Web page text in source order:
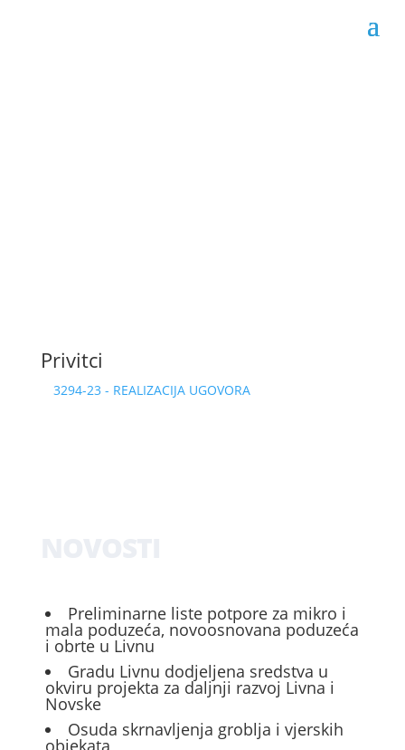
Privitci
3294-23 - REALIZACIJA UGOVORA
Preliminarne liste potpore za mikro i
mala poduzeća, novoosnovana poduzeća
i obrte u Livnu
Gradu Livnu dodjeljena sredstva u
okviru projekta za daljnji razvoj Livna i
Novske
Osuda skrnavljenja groblja i vjerskih
objekata